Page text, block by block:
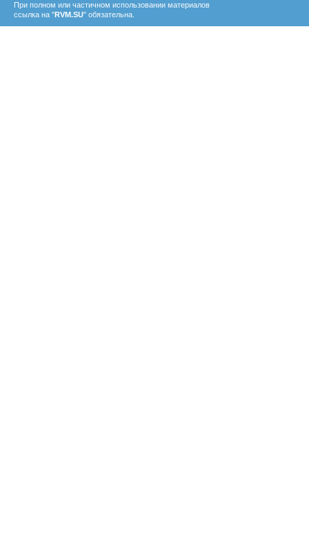
При полном или частичном использовании материалов
ссылка на "RVM.SU" обязательна.